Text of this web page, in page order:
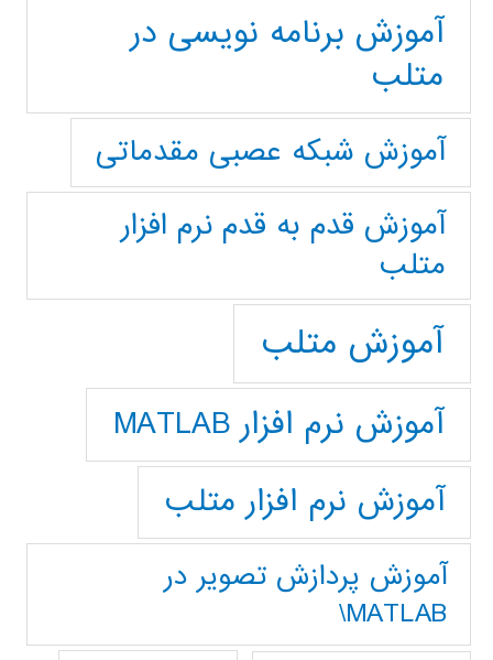
آموزش برنامه نویسی در
متلب
آموزش شبکه عصبی مقدماتی
آموزش قدم به قدم نرم افزار
متلب
آموزش متلب
آموزش نرم افزار MATLAB
آموزش نرم افزار متلب
آموزش پردازش تصوير در
MATLAB\